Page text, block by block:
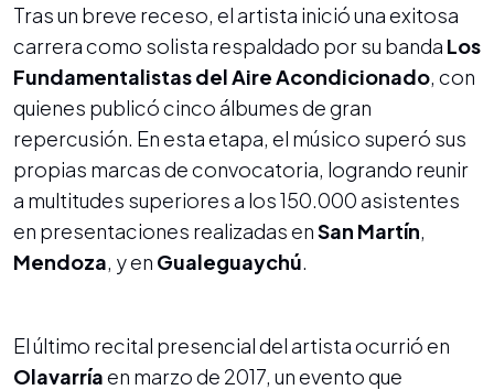
Tras un breve receso, el artista inició una exitosa
carrera como solista respaldado por su banda Los
Fundamentalistas del Aire Acondicionado, con
quienes publicó cinco álbumes de gran
repercusión. En esta etapa, el músico superó sus
propias marcas de convocatoria, logrando reunir
a multitudes superiores a los 150.000 asistentes
en presentaciones realizadas enSan Martín,
Mendoza, y en Gualeguaychú.
El último recital presencial del artista ocurrió en
Olavarríaen marzo de 2017, un evento que